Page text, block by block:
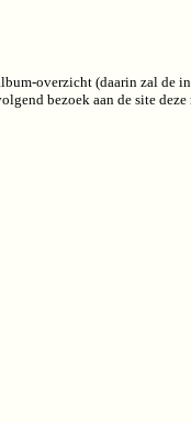
overzicht (daarin zal de
bezoek aan de site